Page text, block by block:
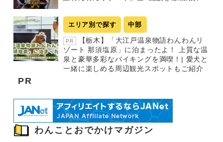
エリア別で探す 中部
PR
【栃木】「大江戸温泉物語わんわんリ
ゾート 那須塩原」に泊まったよ！ 上質な温
泉と豪華多彩なバイキングを満喫！| 愛犬と
一緒に楽しめる周辺観光スポットもご紹介
PR
わんことおでかけマガジン